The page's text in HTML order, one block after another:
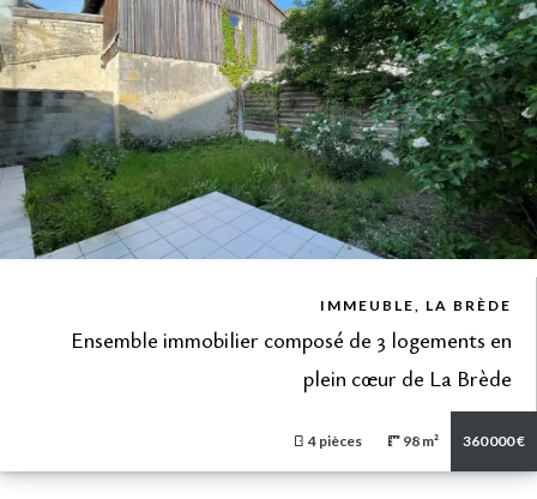
IMMEUBLE, LA BRÈDE
Ensemble immobilier composé de 3 logements en
plein cœur de La Brède
4 pièces 98 m² 360 000 €